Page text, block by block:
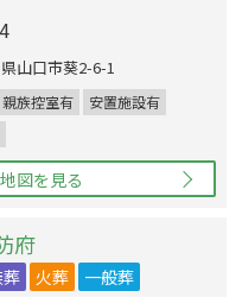
山口市葵2-6-1
親族控室有
安置施設有
地図を見る
府
火葬 一般葬